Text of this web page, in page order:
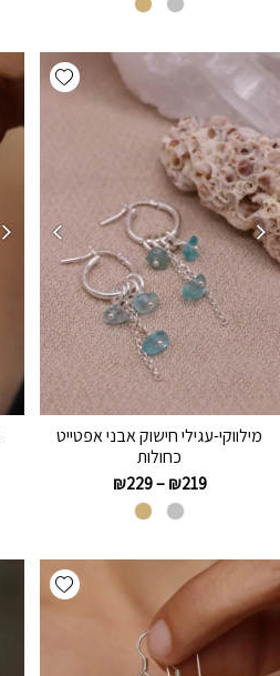
wishlist
מילווקי-עגילי חישוק אבני אפטייט
כחולות
₪219
–
₪229
Add wishlist